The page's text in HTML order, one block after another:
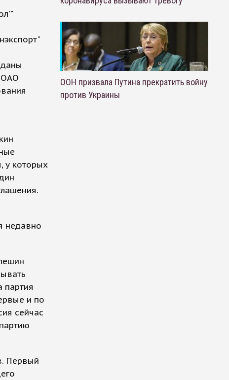
ОАО
у которых
недавно
партия
и по
сейчас
Первый
ООН призвала Путина прекратить войну
против Украины